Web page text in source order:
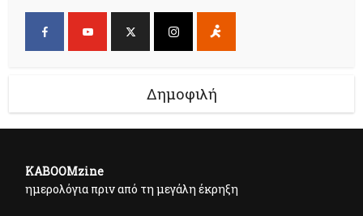
Δημοφιλή
KABOOMzine
ημερολόγια πριν από τη μεγάλη έκρηξη